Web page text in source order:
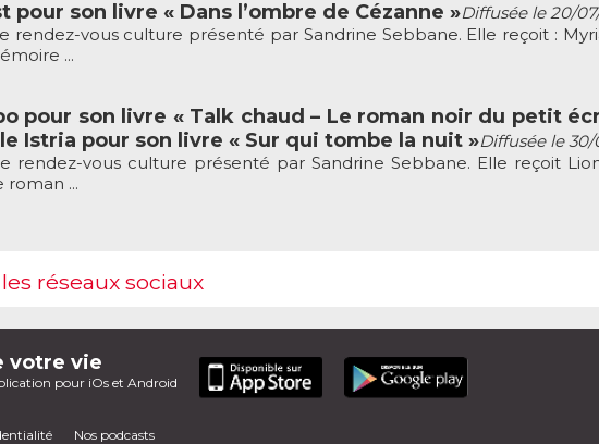
pour son livre « Dans l’ombre de Cézanne »Diffusée le 20/
le rendez-vous culture présenté par Sandrine Sebbane. Elle reçoit :
...
pour son livre « Talk chaud – Le roman noir du petit
Istria pour son livre « Sur qui tombe la nuit »Diffusée le
le rendez-vous culture présenté par Sandrine Sebbane. Elle reçoit
roman ...
réseaux sociaux
votre vie
pour iOs et Android
Nos podcasts